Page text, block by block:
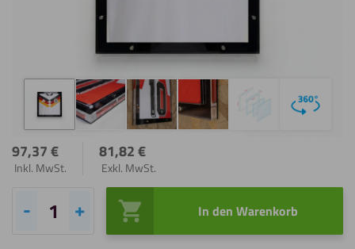
97,37€
Inkl. MwSt.
81,82€
Exkl. MwSt.
Acrylglas
Trikotrahmen
In den Warenkorb